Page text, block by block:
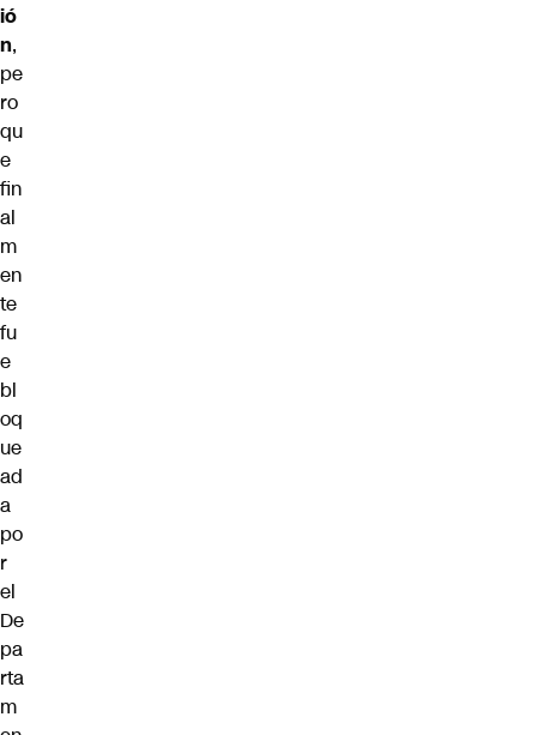
ió
n,
pe
ro
qu
e
fin
al
m
en
te
fu
e
bl
oq
ue
ad
a
po
r
el
De
pa
rta
m